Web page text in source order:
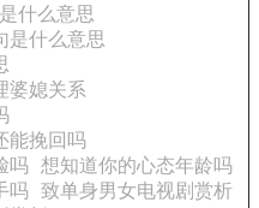
什么意思
是什么意思
婆媳关系
能挽回吗
吗 想知道你的心态年龄吗
吗 致单身男女电视剧赏析